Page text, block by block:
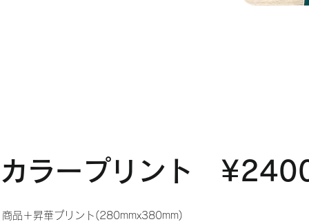
カラープリント
商品＋昇華プリント(280mmx380mm)